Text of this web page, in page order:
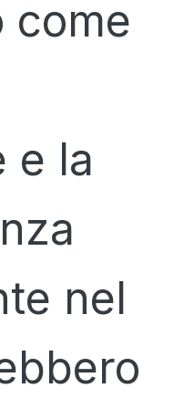
come
e la
nel